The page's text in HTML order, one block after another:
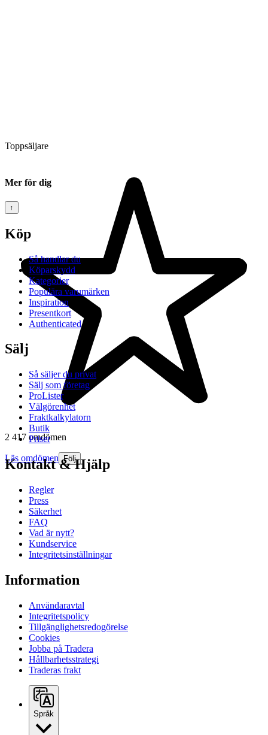
Toppsäljare
2 417 omdömen
Läs omdömen Följ
Mer för dig
↑
Köp
Så handlar du
Köparskydd
Kategorier
Populära varumärken
Inspiration
Presentkort
Authenticated
Sälj
Så säljer du privat
Sälj som företag
ProLister
Välgörenhet
Fraktkalkylatorn
Butik
Priser
Kontakt & Hjälp
Regler
Press
Säkerhet
FAQ
Vad är nytt?
Kundservice
Integritetsinställningar
Information
Användaravtal
Integritetspolicy
Tillgänglighetsredogörelse
Cookies
Jobba på Tradera
Hållbarhetsstrategi
Traderas frakt
Språk